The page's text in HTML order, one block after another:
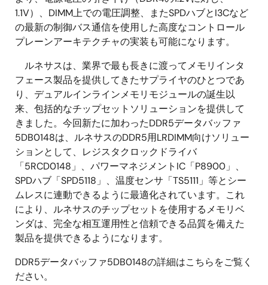
1.1V）、DIMM上での電圧調整、またSPDハブとI3Cなど
の最新の制御バス通信を使用した高度なコントロール
プレーンアーキテクチャの実装も可能になります。
ルネサスは、業界で最も長きに渡ってメモリインタ
フェース製品を提供してきたサプライヤのひとつであ
り、デュアルインラインメモリモジュールの誕生以
来、包括的なチップセットソリューションを提供して
きました。今回新たに加わったDDR5データバッファ
5DB0148は、ルネサスのDDR5用LRDIMM向けソリュー
ションとして、レジスタクロックドライバ
「5RCD0148」、パワーマネジメントIC「P8900」、
SPDハブ「SPD5118」、温度センサ「TS5111」等とシー
ムレスに連動できるように最適化されています。これ
により、ルネサスのチップセットを使用するメモリベ
ンダは、完全な相互運用性と信頼できる品質を備えた
製品を提供できるようになります。
DDR5データバッファ5DB0148の詳細はこちらをご覧く
ださい。